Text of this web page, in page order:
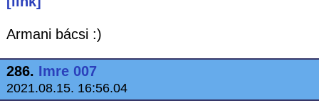
Armani bácsi :)
286. Imre 007
2021.08.15. 16:56.04